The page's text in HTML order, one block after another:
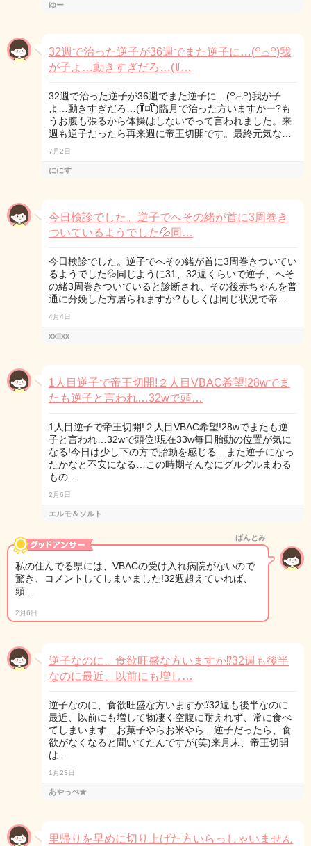
ゆー
32週で治った逆子が36週でまた逆子に…(꒪⌓꒪)我
が子よ…動きすぎだろ…(꒦…
32週で治った逆子が36週でまた逆子に…(꒪⌓꒪)我が子
よ…動きすぎだろ…(꒦ິ⌑꒦ີ)臨月で治った方いますかー?も
うお腹も張るから体操はしないでって言われました。来
週も逆子だったら再来週に帝王切開です。最終元気な…
7月2日
ににす
今日検診でした。逆子でへその緒が首に3周巻き
ついているようでした💦同…
今日検診でした。逆子でへその緒が首に3周巻きついてい
るようでした💦同じように31、32週くらいで逆子、へそ
の緒3周巻きついていると診断され、その後赤ちゃんを普
通に分娩した方居られますか?もしくは同じ状況で帝…
4月4日
xxllxx
1人目逆子で帝王切開!２人目VBAC希望!28wでま
たも逆子と言われ…32wで頭…
1人目逆子で帝王切開!２人目VBAC希望!28wでまたも逆
子と言われ…32wで頭位!現在33w毎日胎動の位置が気に
なる!今日は少し下の方で胎動を感じる…また逆子になっ
たかなと不安になる…この時期そんなにグルグルまわる
もの…
2月6日
エルモ＆ソルト
ばんとみ
私の住んでる県には、VBACの受け入れ病院がないので
驚き、コメントしてしまいました!32週超えていれば、
頭…
2月6日
逆子なのに、食欲旺盛な方いますか⁉32週も後半
なのに最近、以前にも増し…
逆子なのに、食欲旺盛な方いますか⁉32週も後半なのに
最近、以前にも増して物凄く空腹に耐えれず、常に食べ
てしまいます…お菓子やらお米やら…逆子だったら、食
欲がなくなると聞いてたんですが(笑)来月末、帝王切開
は…
1月23日
あやっぺ★
里帰りを早めに切り上げた方いらっしゃいません